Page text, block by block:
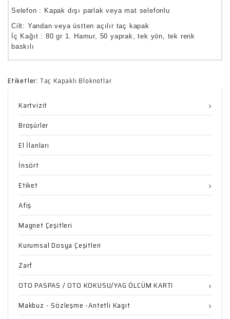
Selefon : Kapak dışı parlak veya mat selefonlu
Cilt: Yandan veya üstten açılır taç kapak
İç Kağıt : 80 gr 1. Hamur, 50 yaprak, tek yön, tek renk
baskılı
Etiketler: Taç Kapaklı Bloknotlar
Kartvizit
Broşürler
El İlanları
İnsört
Etiket
Afiş
Magnet Çeşitleri
Kurumsal Dosya Çeşitleri
Zarf
OTO PASPAS / OTO KOKUSU/YAG ÖLCÜM KARTI
Makbuz - Sözleşme -Antetli Kagıt